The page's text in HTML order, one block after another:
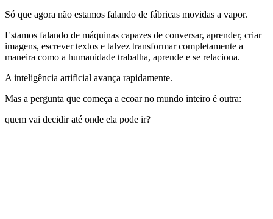
Só que agora não estamos falando de fábricas movidas a vapor.
Estamos falando de máquinas capazes de conversar, aprender, criar
imagens, escrever textos e talvez transformar completamente a
maneira como a humanidade trabalha, aprende e se relaciona.
A inteligência artificial avança rapidamente.
Mas a pergunta que começa a ecoar no mundo inteiro é outra:
quem vai decidir até onde ela pode ir?